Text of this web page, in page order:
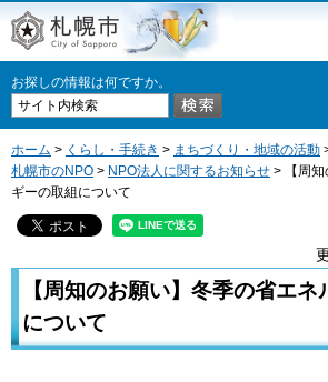
札幌市
お探しの情報は何ですか。
ホーム > くらし・手続き > まちづくり・地域の活動
札幌市のNPO > NPO法人に関するお知らせ > 【周
ギーの取組について
【周知のお願い】冬季の省エネ
について